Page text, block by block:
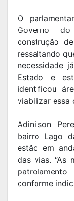
O
Governo
construção
ressaltando
necessidade
Estado e
identificou
viabilizar essa
Adinilson
bairro Lago
estão em
das vias. “As
conforme